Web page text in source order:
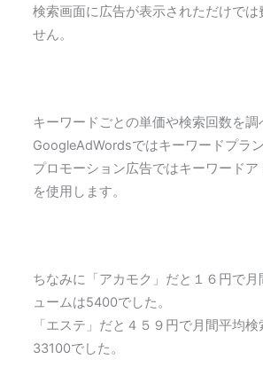
検索画面に広告が表示されただけでは
せん。
キーワードごとの単価や検索回数を調
GoogleAdWordsではキーワードプラ
プロモーション広告ではキーワード
を使用します。
ちなみに「アカモク」だと１６円で月
ュームは5400でした。
「エステ」だと４５９円で月間平均
33100でした。